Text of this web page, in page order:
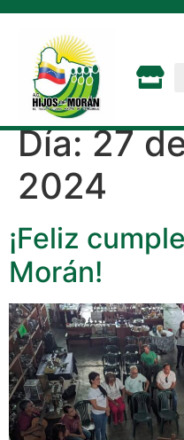
Día:27
2024
¡Feliz
Morán!